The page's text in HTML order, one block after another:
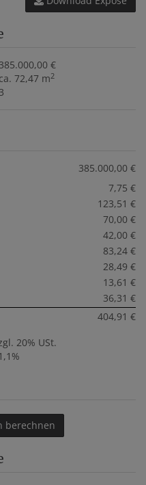
385.000,00 €
ca. 72,47 m2
3
385.000,00 €
7,75 €
123,51 €
70,00 €
42,00 €
83,24 €
28,49 €
13,61 €
36,31 €
404,91 €
20% USt.
berechnen